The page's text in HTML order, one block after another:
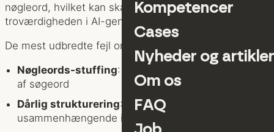
Kompetencer
Cases
Nyheder og artikler
Om os
FAQ
nøgleord, hvilket kan skade indholdskvaliteten og
troværdigheden i AI-genererede søgeresultater.
De mest udbredte fejl omfatter:
Nøgleords-stuffing: Unaturlig og overdreven brug
af søgeord
Dårlig strukturering: Uklart og
usammenhængende indhold